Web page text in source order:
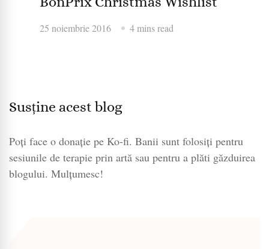
25 noiembrie 2016 4 mins read
Susține acest blog
Poți face o donație pe Ko-fi. Banii sunt folosiți pentru
sesiunile de terapie prin artă sau pentru a plăti găzduirea
blogului. Mulțumesc!